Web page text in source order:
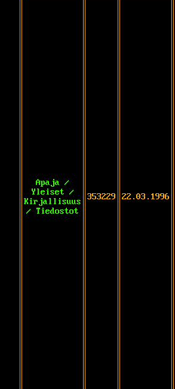
Apaja /
Yleiset /
Kirjallisuus
/ Tiedostot
353229 22.03.1996